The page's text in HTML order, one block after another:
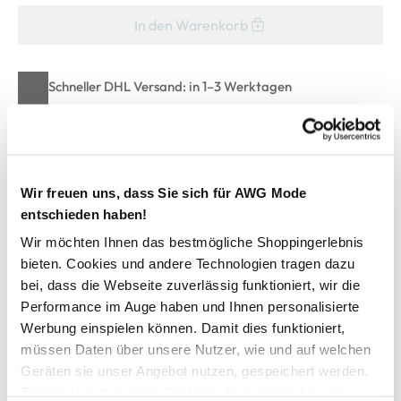
Wir freuen uns, dass Sie sich für AWG Mode
entschieden haben!
Wir möchten Ihnen das bestmögliche Shoppingerlebnis
bieten. Cookies und andere Technologien tragen dazu
bei, dass die Webseite zuverlässig funktioniert, wir die
Performance im Auge haben und Ihnen personalisierte
Werbung einspielen können. Damit dies funktioniert,
müssen Daten über unsere Nutzer, wie und auf welchen
Geräten sie unser Angebot nutzen, gespeichert werden.
In den Warenkorb
Schneller DHL Versand: in 1–3 Werktagen
Kostenfreie Rücksendung innerhalb 14 Tage
Zur Wunschliste hinzufügen
Herren T-Shirt mit lustigen Sprüchen
cooles T-Shirt von Worker
runder Ausschnitt und kurze Ärmel